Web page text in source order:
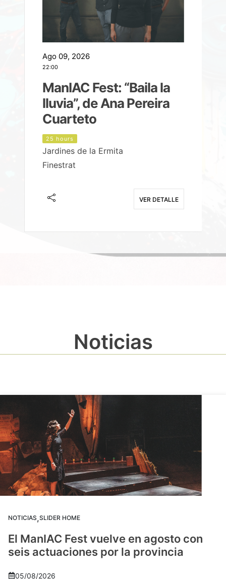
Ago 09, 2026
22:00
ManIAC Fest: “Baila la
lluvia”, de Ana Pereira
Cuarteto
25 hours
Jardines de la Ermita
Finestrat
VER DETALLE
Noticias
NOTICIAS,SLIDER HOME
El ManIAC Fest vuelve en agosto con
seis actuaciones por la provincia
05/08/2026